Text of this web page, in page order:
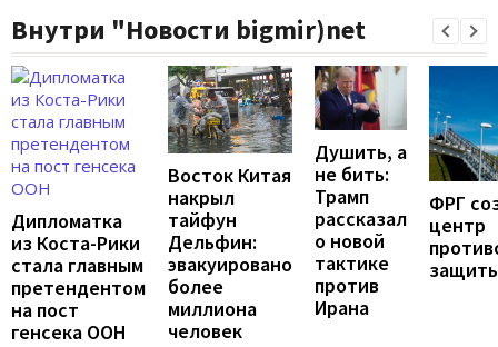
Внутри "Новости bigmir)net
Дипломатка
из Коста-Рики
стала главным
претендентом
на пост
генсека ООН
Восток Китая
накрыл
тайфун
Дельфин:
эвакуировано
более
миллиона
человек
Душить, а
не бить:
Трамп
рассказал
о новой
тактике
против
Ирана
ФРГ
центр